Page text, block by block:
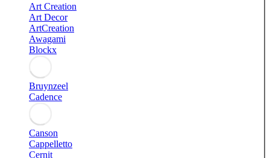
Art Creation
Art Decor
ArtCreation
Awagami
Blockx
Bruynzeel
Cadence
Canson
Cappelletto
Cernit